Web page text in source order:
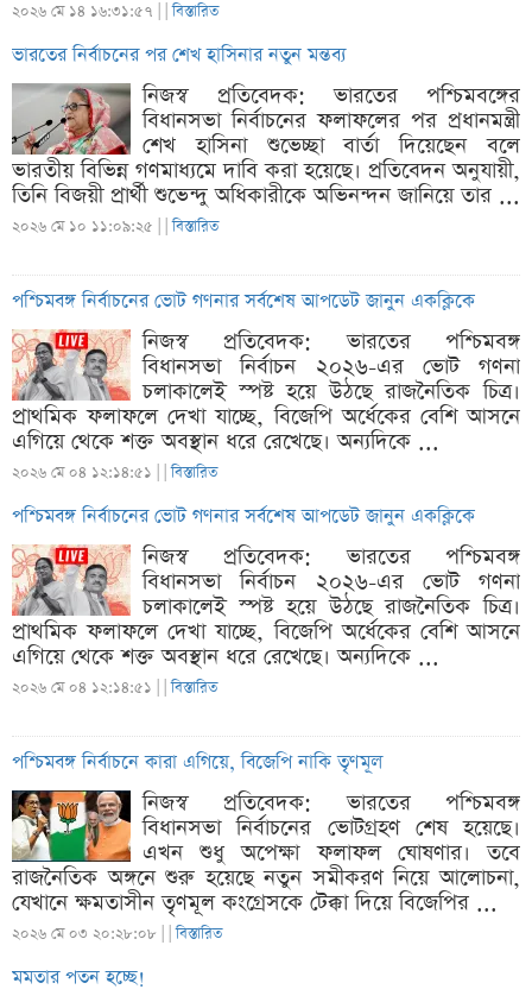
২০২৬ মে ১৪ ১৬:৩১:৫৭ | |বিস্তারিত
ভারতের নির্বাচনের পর শেখ হাসিনার নতুন মন্তব্য
নিজস্ব প্রতিবেদক: ভারতের পশ্চিমবঙ্গের
বিধানসভা নির্বাচনের ফলাফলের পর প্রধানমন্ত্রী
শেখ হাসিনা শুভেচ্ছা বার্তা দিয়েছেন বলে
ভারতীয় বিভিন্ন গণমাধ্যমে দাবি করা হয়েছে। প্রতিবেদন অনুযায়ী,
তিনি বিজয়ী প্রার্থী শুভেন্দু অধিকারীকে অভিনন্দন জানিয়ে তার ...
২০২৬ মে ১০ ১১:০৯:২৫ | |বিস্তারিত
পশ্চিমবঙ্গ নির্বাচনের ভোট গণনার সর্বশেষ আপডেট জানুন একক্লিকে
নিজস্ব প্রতিবেদক: ভারতের পশ্চিমবঙ্গ
বিধানসভা নির্বাচন ২০২৬-এর ভোট গণনা
চলাকালেই স্পষ্ট হয়ে উঠছে রাজনৈতিক চিত্র।
প্রাথমিক ফলাফলে দেখা যাচ্ছে, বিজেপি অর্ধেকের বেশি আসনে
এগিয়ে থেকে শক্ত অবস্থান ধরে রেখেছে। অন্যদিকে ...
২০২৬ মে ০৪ ১২:১৪:৫১ | |বিস্তারিত
পশ্চিমবঙ্গ নির্বাচনের ভোট গণনার সর্বশেষ আপডেট জানুন একক্লিকে
নিজস্ব প্রতিবেদক: ভারতের পশ্চিমবঙ্গ
বিধানসভা নির্বাচন ২০২৬-এর ভোট গণনা
চলাকালেই স্পষ্ট হয়ে উঠছে রাজনৈতিক চিত্র।
প্রাথমিক ফলাফলে দেখা যাচ্ছে, বিজেপি অর্ধেকের বেশি আসনে
এগিয়ে থেকে শক্ত অবস্থান ধরে রেখেছে। অন্যদিকে ...
২০২৬ মে ০৪ ১২:১৪:৫১ | |বিস্তারিত
পশ্চিমবঙ্গ নির্বাচনে কারা এগিয়ে, বিজেপি নাকি তৃণমূল
নিজস্ব প্রতিবেদক: ভারতের পশ্চিমবঙ্গ
বিধানসভা নির্বাচনের ভোটগ্রহণ শেষ হয়েছে।
এখন শুধু অপেক্ষা ফলাফল ঘোষণার। তবে
রাজনৈতিক অঙ্গনে শুরু হয়েছে নতুন সমীকরণ নিয়ে আলোচনা,
যেখানে ক্ষমতাসীন তৃণমূল কংগ্রেসকে টেক্কা দিয়ে বিজেপির ...
২০২৬ মে ০৩ ২০:২৮:০৮ | |বিস্তারিত
মমতার পতন হচ্ছে!